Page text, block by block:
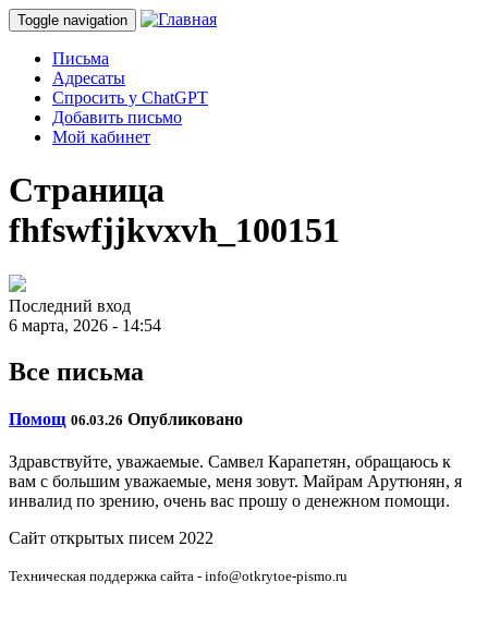
Toggle navigation
Письма
Адресаты
Спросить у ChatGPT
Добавить письмо
Мой кабинет
Страница
fhfswfjjkvxvh_100151
Последний вход
6 марта, 2026 - 14:54
Все письма
Помощ 06.03.26 Опубликовано
Здравствуйте, уважаемые. Самвел Карапетян, обращаюсь к
вам с большим уважаемые, меня зовут. Майрам Арутюнян, я
инвалид по зрению, очень вас прошу о денежном помощи.
Сайт открытых писем 2022
Техническая поддержка сайта - info@otkrytoe-pismo.ru